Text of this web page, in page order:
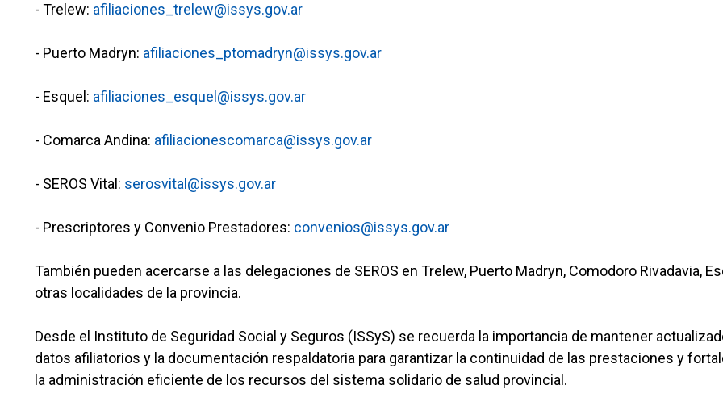
- Trelew: afiliaciones_trelew@issys.gov.ar
- Puerto Madryn: afiliaciones_ptomadryn@issys.gov.ar
- Esquel: afiliaciones_esquel@issys.gov.ar
- Comarca Andina: afiliacionescomarca@issys.gov.ar
- SEROS Vital: serosvital@issys.gov.ar
- Prescriptores y Convenio Prestadores: convenios@issys.gov.ar
También pueden acercarse a las delegaciones de SEROS en Trelew, Puerto Madryn, Comodoro Rivadavia,
otras localidades de la provincia.
Desde el Instituto de Seguridad Social y Seguros (ISSyS) se recuerda la importancia de mantener
datos afiliatorios y la documentación respaldatoria para garantizar la continuidad de las prestaciones y
la administración eficiente de los recursos del sistema solidario de salud provincial.